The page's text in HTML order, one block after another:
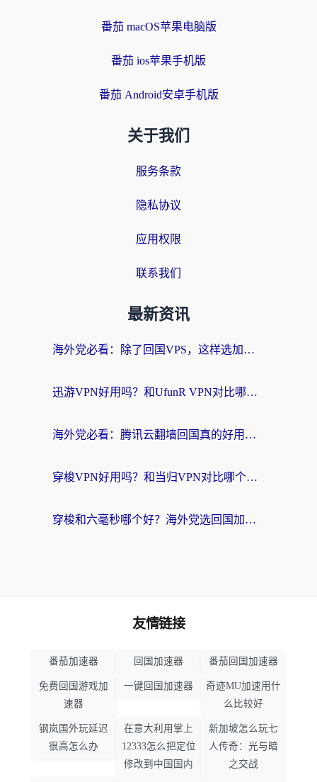
番茄 macOS苹果电脑版
番茄 ios苹果手机版
番茄 Android安卓手机版
关于我们
服务条款
隐私协议
应用权限
联系我们
最新资讯
海外党必看：除了回国VPS，这样选加速器也能无缝刷国内资源？
迅游VPN好用吗？和UfunR VPN对比哪个回国效果更好？海外党亲测避坑指南
海外党必看：腾讯云翻墙回国真的好用吗？+ 3步选对回国加速器指南
穿梭VPN好用吗？和当归VPN对比哪个回国效果更好？海外党亲测实用指南
穿梭和六毫秒哪个好？海外党选回国加速器的避坑指南，附番茄加速器实测
友情链接
番茄加速器 回国加速器 番茄回国加速器
免费回国游戏加
速器
一键回国加速器
奇迹MU加速用什
么比较好
钢岚国外玩延迟
很高怎么办
在意大利用掌上
12333怎么把定位
修改到中国国内
新加坡怎么玩七
人传奇：光与暗
之交战